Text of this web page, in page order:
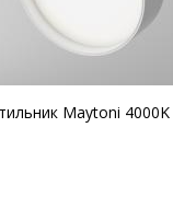
Maytoni